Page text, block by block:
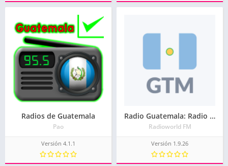
Radios de Guatemala
Pao
Versión 4.1.1
Radio Guatemala: Radio online y Radio FM gratis
Radioworld FM
Versión 1.9.26